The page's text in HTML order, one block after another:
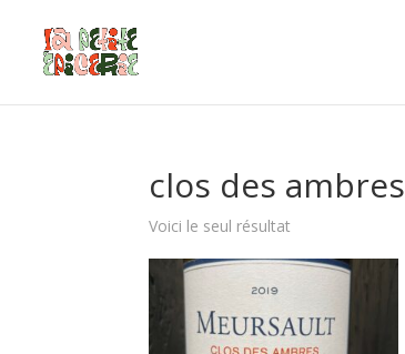
clos des ambres
Voici le seul résultat